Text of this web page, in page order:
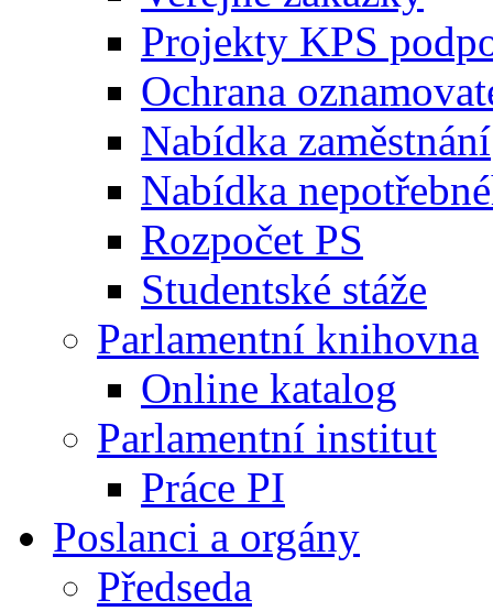
Projekty KPS
Ochrana
Nabídka zaměstnání
Nabídka
Rozpočet PS
Studentské stáže
Parlamentní knihovna
Online katalog
Parlamentní institut
Práce PI
Poslanci a orgány
Předseda